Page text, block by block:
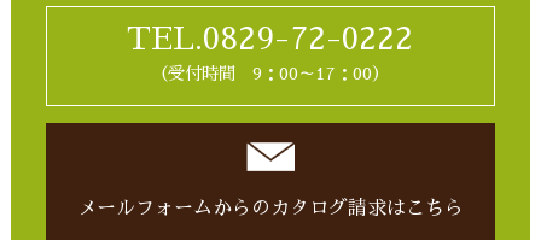
TEL.0829-72-0222
（受付時間 9：00～17：00）
メールフォームからの カタログ請求はこちら